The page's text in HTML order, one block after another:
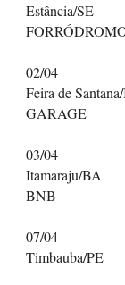
Estância/SE
02/04
Feira de
GARAGE
03/04
Itamaraju/BA
BNB
07/04
Timbauba/PE